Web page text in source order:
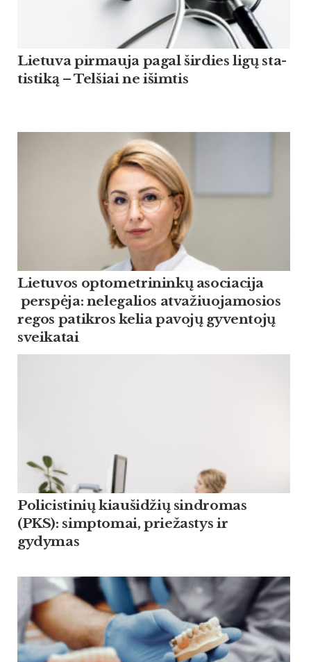
Lie­tu­va pir­mau­ja pagal šir­dies ligų sta­
tis­ti­ką – Tel­šiai ne išim­tis
Lietuvos optometrininkų asociacija
perspėja: nelegalios atvažiuojamosios
regos patikros kelia pavojų gyventojų
sveikatai
Policistinių kiaušidžių sindromas
(PKS): simptomai, priežastys ir
gydymas